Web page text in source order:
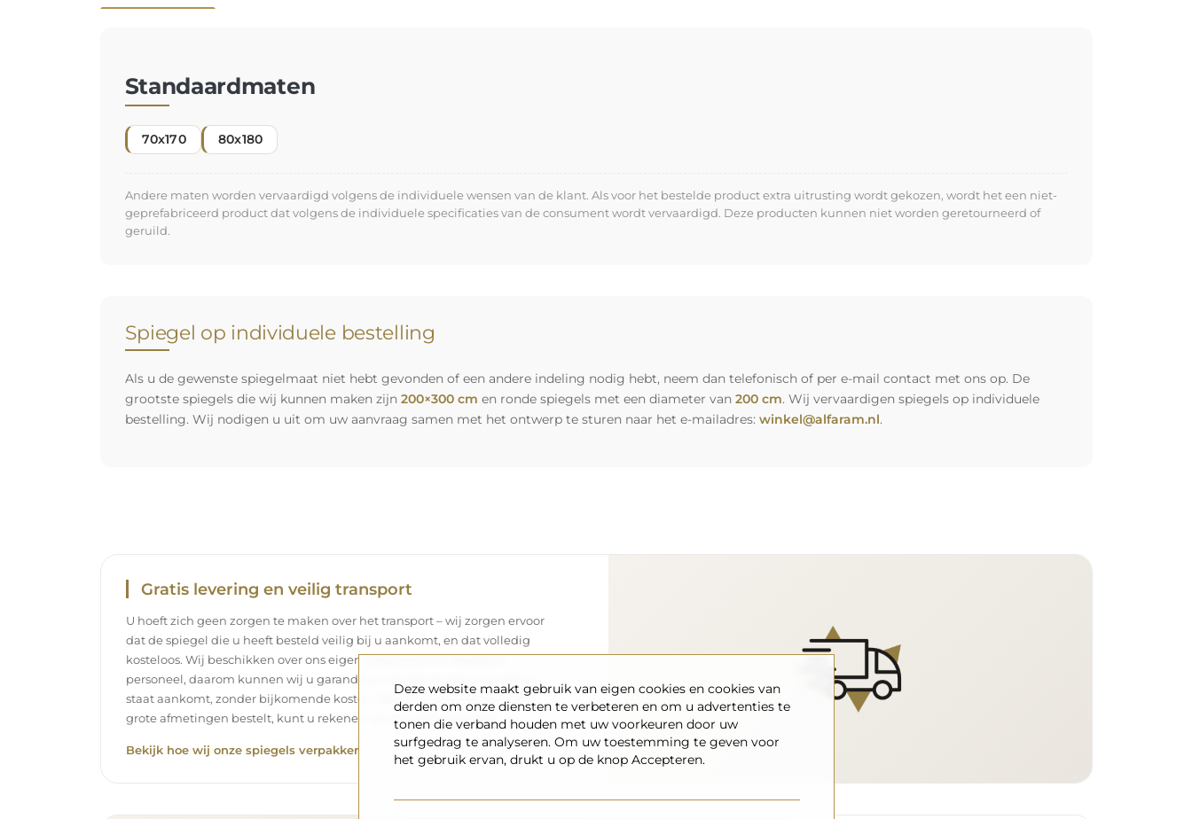
Standaardmaten
70x170 80x180
Andere maten worden vervaardigd volgens de individuele wensen van de klant. Als voor het bestelde product extra uitrusting wordt gekozen, wordt het een niet-
geprefabriceerd product dat volgens de individuele specificaties van de consument wordt vervaardigd. Deze producten kunnen niet worden geretourneerd of
geruild.
Spiegel op individuele bestelling
Als u de gewenste spiegelmaat niet hebt gevonden of een andere indeling nodig hebt, neem dan telefonisch of per e-mail contact met ons op. De
grootste spiegels die wij kunnen maken zijn 200×300 cm en ronde spiegels met een diameter van 200 cm. Wij vervaardigen spiegels op individuele
bestelling. Wij nodigen u uit om uw aanvraag samen met het ontwerp te sturen naar het e-mailadres: winkel@alfaram.nl.
Gratis levering en veilig transport
U hoeft zich geen zorgen te maken over het transport – wij zorgen ervoor
dat de spiegel die u heeft besteld veilig bij u aankomt, en dat volledig
kosteloos. Wij beschikken over ons eigen wagenpark en opgeleid
personeel, daarom kunnen wij u garanderen dat de spiegel in perfecte
staat aankomt, zonder bijkomende kosten. Zelfs als u een spiegel met
grote afmetingen bestelt, kunt u rekenen op een snelle levering.
Bekijk hoe wij onze spiegels verpakken.
Deze website maakt gebruik van eigen cookies en cookies van
derden om onze diensten te verbeteren en om u advertenties te
tonen die verband houden met uw voorkeuren door uw
surfgedrag te analyseren. Om uw toestemming te geven voor
het gebruik ervan, drukt u op de knop Accepteren.